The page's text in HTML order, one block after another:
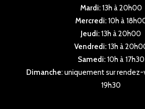
Mardi:13h à 20h00
Mercredi:10h à
Jeudi: 13h à 20h00
Vendredi:13h à
Samedi:10h à 17h30
Dimanche: uniquement sur rendez-
19h30